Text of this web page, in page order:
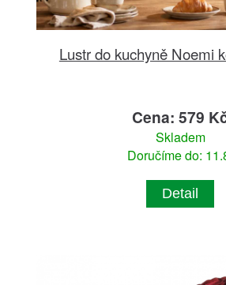
Lustr do kuchyně Noemi
Cena: 579
Skladem
Doručíme do:
Detail